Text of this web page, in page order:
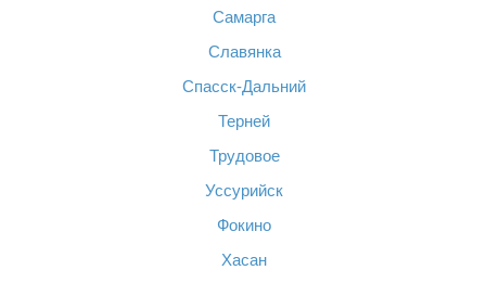
Самарга
Славянка
Спасск-Дальний
Терней
Трудовое
Уссурийск
Фокино
Хасан